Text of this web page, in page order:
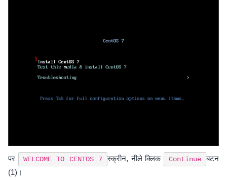
पर WELCOME TO CENTOS 7 स्क्रीन, नीले क्लिक Continue
बटन
(1)।